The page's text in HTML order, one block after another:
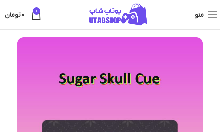
منو 0
0تومان